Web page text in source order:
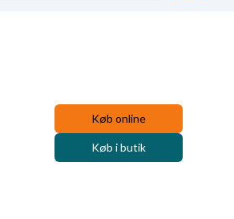
Køb online
Køb i butik